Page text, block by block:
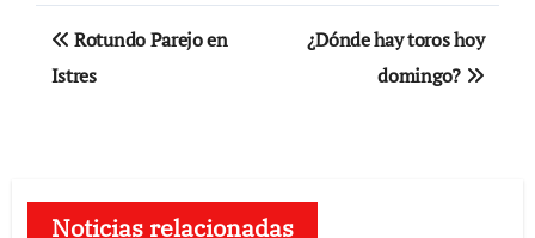
Navegación
de
Rotundo Parejo en
Istres
¿Dónde hay toros hoy
domingo?
Noticias relacionadas